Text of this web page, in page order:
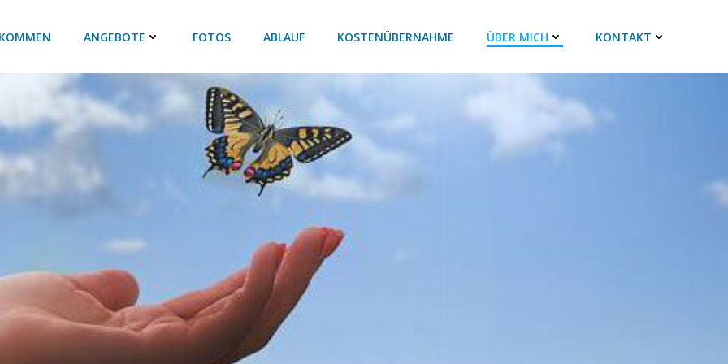
ANGE­BO­TE FOTOS ABLAUF KOS­TEN­ÜBER­NAH­ME ÜBER MICH KON­TAKT